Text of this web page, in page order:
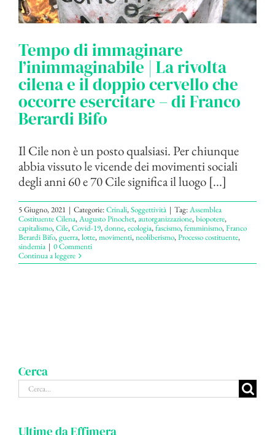
Tempo di immaginare
l’inimmaginabile | La rivolta
cilena e il doppio cervello che
occorre esercitare – di Franco
Berardi Bifo
Il Cile non è un posto qualsiasi. Per chiunque
abbia vissuto le vicende dei movimenti sociali
degli anni 60 e 70 Cile significa il luogo [...]
5 Giugno, 2021 | Categorie:Crinali,Soggettività | Tag:Assemblea
Costituente Cilena,Augusto Pinochet,autorganizzazione,biopotere,
capitalismo,Cile,Covid-19,donne,ecologia,fascismo,femminismo,Franco
Berardi Bifo,guerra,lotte,movimenti,neoliberismo,Processo costituente,
sindemia | 0 Commenti
Continua a leggere
Cerca
Cerca
per:
Ultime da Effimera